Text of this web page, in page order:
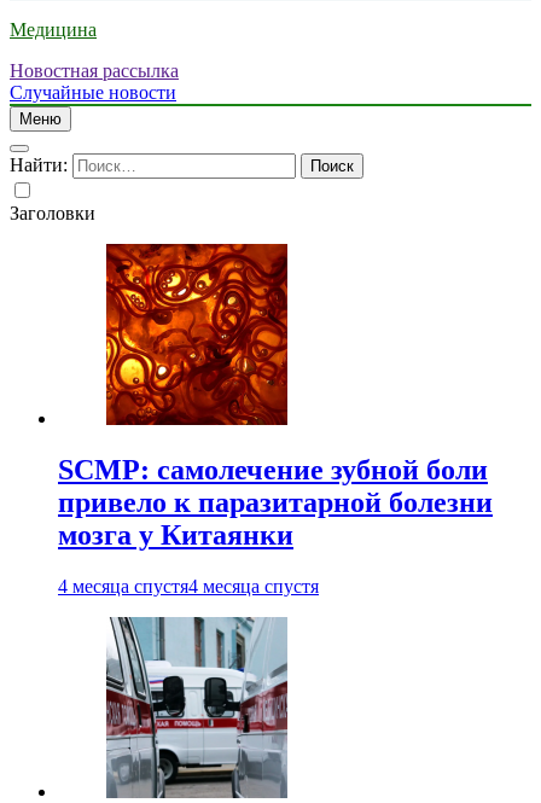
Медицина
Новостная рассылка
Случайные новости
Меню
Найти:
Заголовки
SCMP: самолечение зубной боли
привело к паразитарной болезни
мозга у Китаянки
4 месяца спустя4 месяца спустя